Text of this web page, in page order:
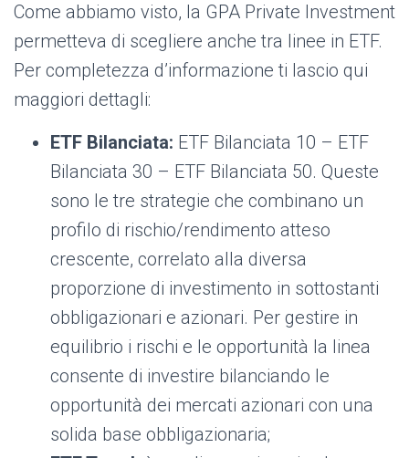
Come abbiamo visto, la GPA Private Investment
permetteva di scegliere anche tra linee in ETF.
Per completezza d’informazione ti lascio qui
maggiori dettagli:
ETF Bilanciata: ETF Bilanciata 10 – ETF
Bilanciata 30 – ETF Bilanciata 50. Queste
sono le tre strategie che combinano un
profilo di rischio/rendimento atteso
crescente, correlato alla diversa
proporzione di investimento in sottostanti
obbligazionari e azionari. Per gestire in
equilibrio i rischi e le opportunità la linea
consente di investire bilanciando le
opportunità dei mercati azionari con una
solida base obbligazionaria;